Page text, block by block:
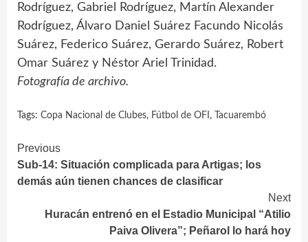
Rodríguez, Gabriel Rodríguez, Martín Alexander
Rodríguez, Álvaro Daniel Suárez Facundo Nicolás
Suárez, Federico Suárez, Gerardo Suárez, Robert
Omar Suárez y Néstor Ariel Trinidad.
Fotografía de archivo.
Tags: Copa Nacional de Clubes, Fútbol de OFI , Tacuarembó
Continue
Reading
Previous
Sub-14: Situación complicada para Artigas; los
demás aún tienen chances de clasificar
Next
Huracán entrenó en el Estadio Municipal “Atilio
Paiva Olivera”; Peñarol lo hará hoy